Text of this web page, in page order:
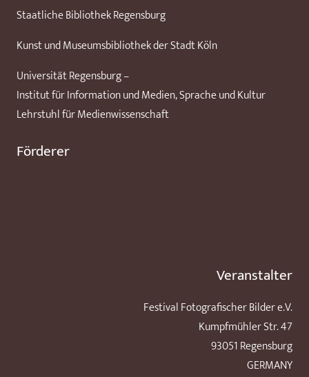
Staatliche Bibliothek Regensburg
Kunst und Museumsbibliothek der Stadt Köln
Universität Regensburg –
Institut für Information und Medien, Sprache und Kultur
Lehrstuhl für Medienwissenschaft
Förderer
Veranstalter
Festival Fotografischer Bilder e.V.
Kumpfmühler Str. 47
93051 Regensburg
GERMANY